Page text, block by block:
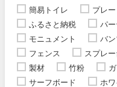
簡易トイレ
プレー
ふるさと納税
パー
モニュメント
バン
フェンス
スプレー
製材
竹粉
サーフボード
ホ